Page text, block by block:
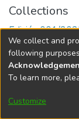
Collections
Edición 001/
We collect and
following
To learn more,
Customize